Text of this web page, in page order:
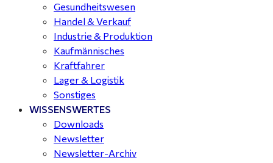
Gesundheitswesen
Handel & Verkauf
Industrie & Produktion
Kaufmännisches
Kraftfahrer
Lager & Logistik
Sonstiges
WISSENSWERTES
Downloads
Newsletter
Newsletter-Archiv